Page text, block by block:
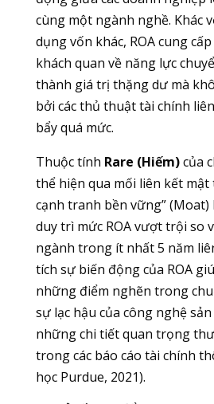
cùng một ngành nghề. Khác
dụng vốn khác, ROA cung
khách quan về năng lực
thành giá trị thặng dư mà
bởi các thủ thuật tài chính
bẩy quá mức.
Thuộc tính Rare (Hiếm)của
thể hiện qua mối liên kết mật
cạnh tranh bền vững”
duy trì mức ROA vượt trội so
ngành trong ít nhất 5 năm
tích sự biến động của ROA
những điểm nghẽn trong
sự lạc hậu của công nghệ
những chi tiết quan trọng
trong các báo cáo tài chính
học Purdue, 2021).